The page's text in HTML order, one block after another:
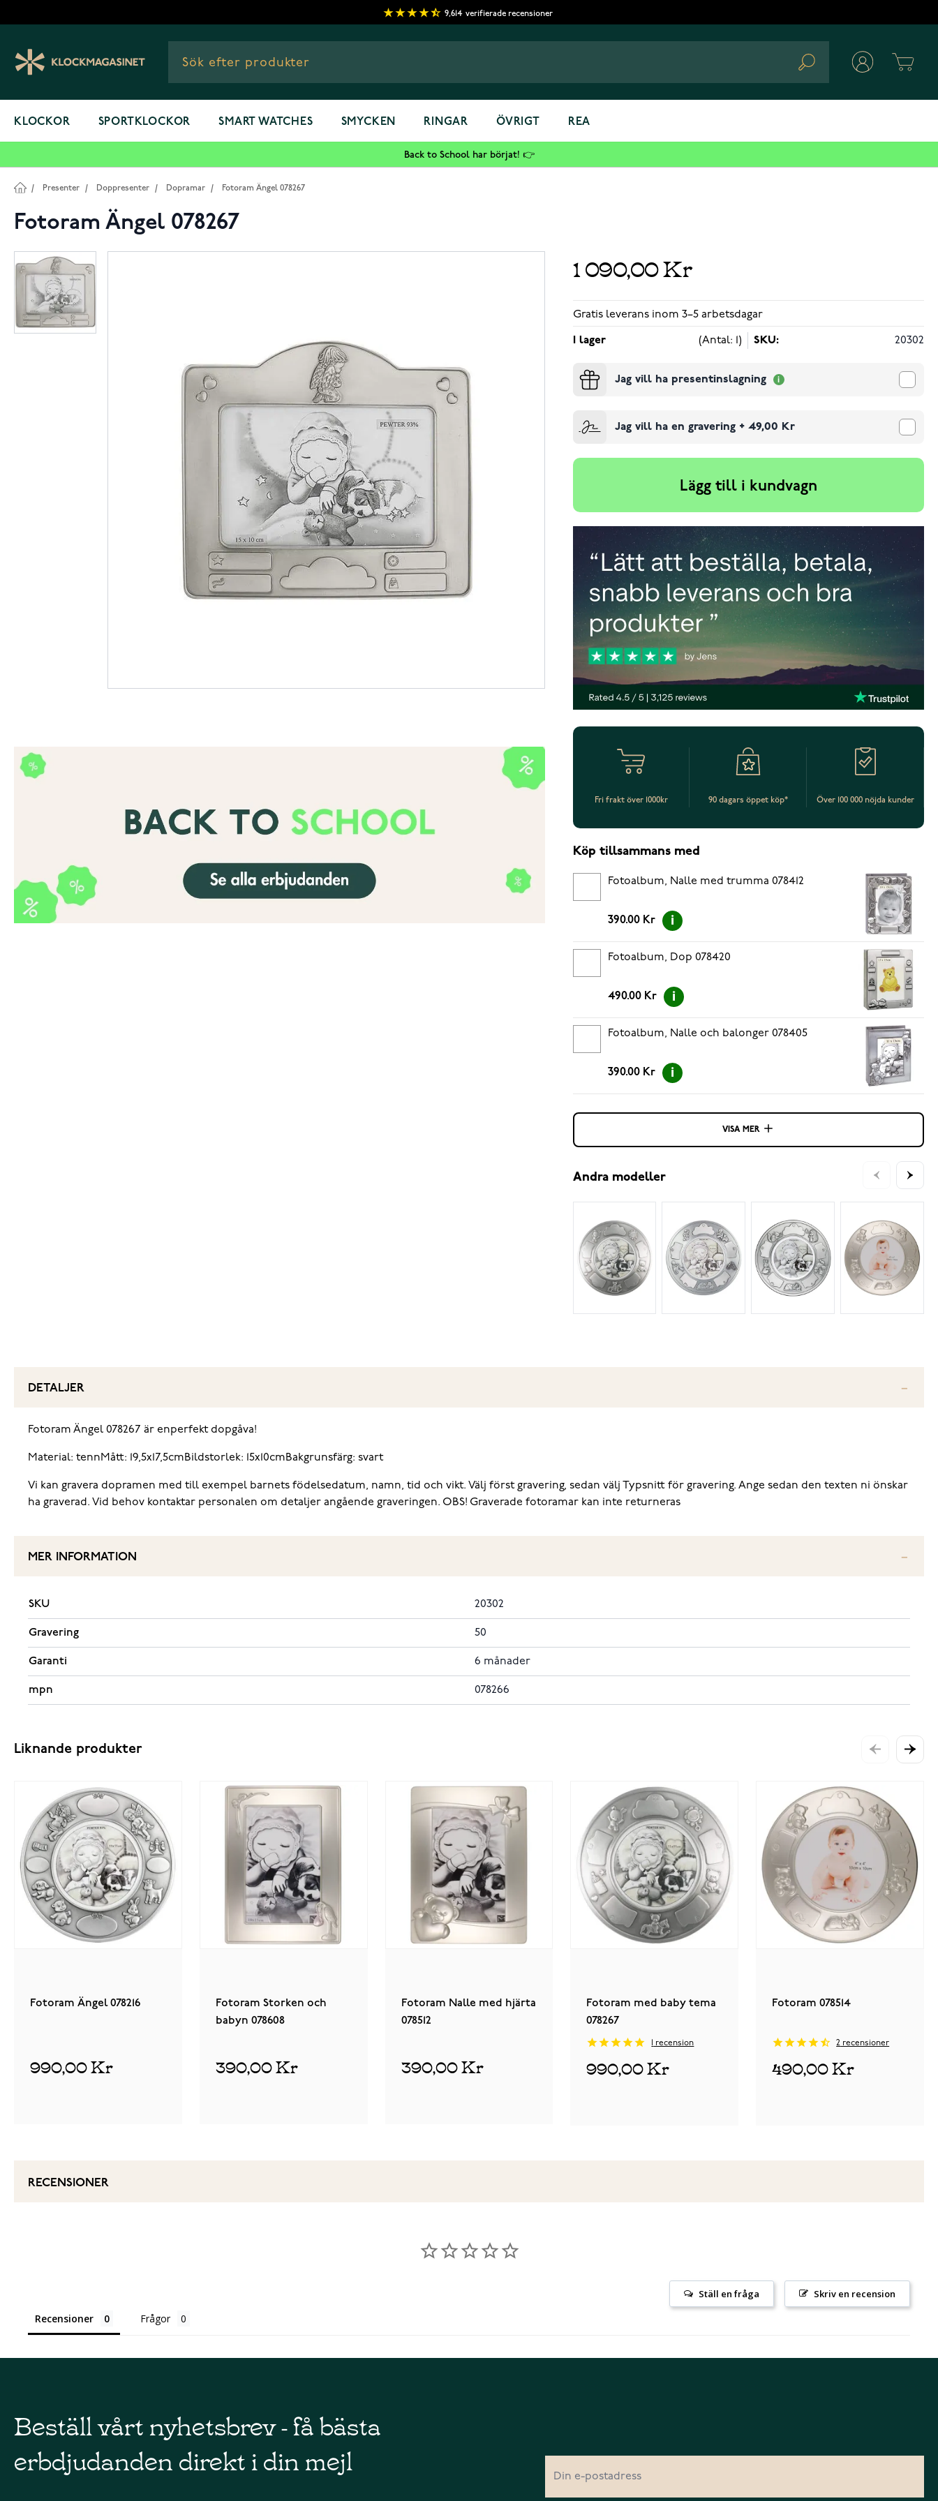
9,614 verifierade recensioner
Search
KLOCKOR SPORTKLOCKOR SMART WATCHES SMYCKEN RINGAR ÖVRIGT REA
Back to School har börjat! 👉
/ Presenter / Doppresenter / Dopramar / Fotoram Ängel 078267
Fotoram Ängel 078267
1 090,00 Kr
Gratis leverans inom 3–5 arbetsdagar
I lager (Antal: 1) SKU: 20302
Jag vill ha presentinslagning
Jag vill ha en gravering+ 49,00 Kr
Lägg till i kundvagn
Fri frakt över 1000kr 90 dagars öppet köp* Över 100 000 nöjda kunder
Köp tillsammans med
Fotoalbum, Nalle med trumma 078412
390.00 Kr
Fotoalbum, Dop 078420
490.00 Kr
Fotoalbum, Nalle och balonger 078405
390.00 Kr
VISA MER
Andra modeller
DETALJER
Fotoram Ängel 078267 är enperfekt dopgåva!
Material: tennMått: 19,5x17,5cmBildstorlek: 15x10cmBakgrunsfärg: svart
Vi kan gravera dopramen med till exempel barnets födelsedatum, namn, tid och vikt. Välj först gravering, sedan välj Typsnitt för gravering. Ange sedan den texten ni önskar
ha graverad. Vid behov kontaktar personalen om detaljer angående graveringen. OBS! Graverade fotoramar kan inte returneras
MER INFORMATION
SKU 20302
Gravering 50
Garanti 6 månader
mpn 078266
Liknande produkter
Fotoram Ängel 078216
990,00 Kr
Fotoram Storken och
babyn 078608
390,00 Kr
Fotoram Nalle med hjärta
078512
390,00 Kr
Fotoram med baby tema
078267
recension
990,00 Kr
Fotoram 078514
2 recensioner
490,00 Kr
RECENSIONER
Skriv en recension
Ställ en fråga
Recensioner Frågor
Beställ vårt nyhetsbrev - få bästa
erbdjudanden direkt i din mejl